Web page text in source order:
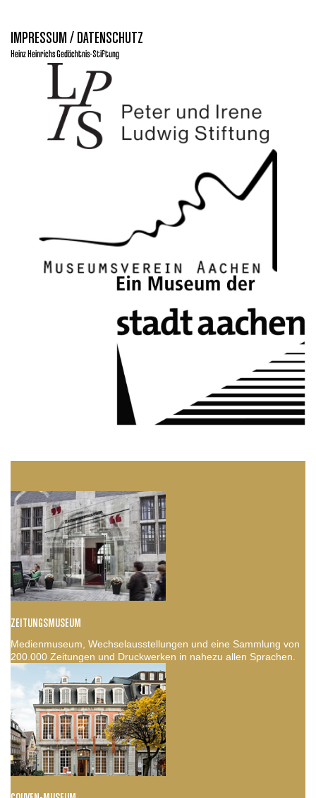
IMPRESSUM / DATENSCHUTZ
Heinz Heinrichs Gedächtnis-Stiftung
ZEITUNGSMUSEUM
Medienmuseum, Wechselausstellungen und eine Sammlung von
200.000 Zeitungen und Druckwerken in nahezu allen Sprachen.